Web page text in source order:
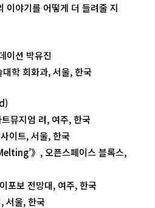
이야기를 어떻게 더 들려줄 지
이션 박유진
학 회화과, 서울, 한국
뮤지엄 려, 여주, 한국
이트, 서울, 한국
》, 오픈스페이스 블록스,
포보 전망대, 여주, 한국
서울, 한국